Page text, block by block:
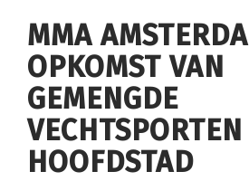
MMA
OPKOMST VAN
GEMENGDE
HOOFDSTAD